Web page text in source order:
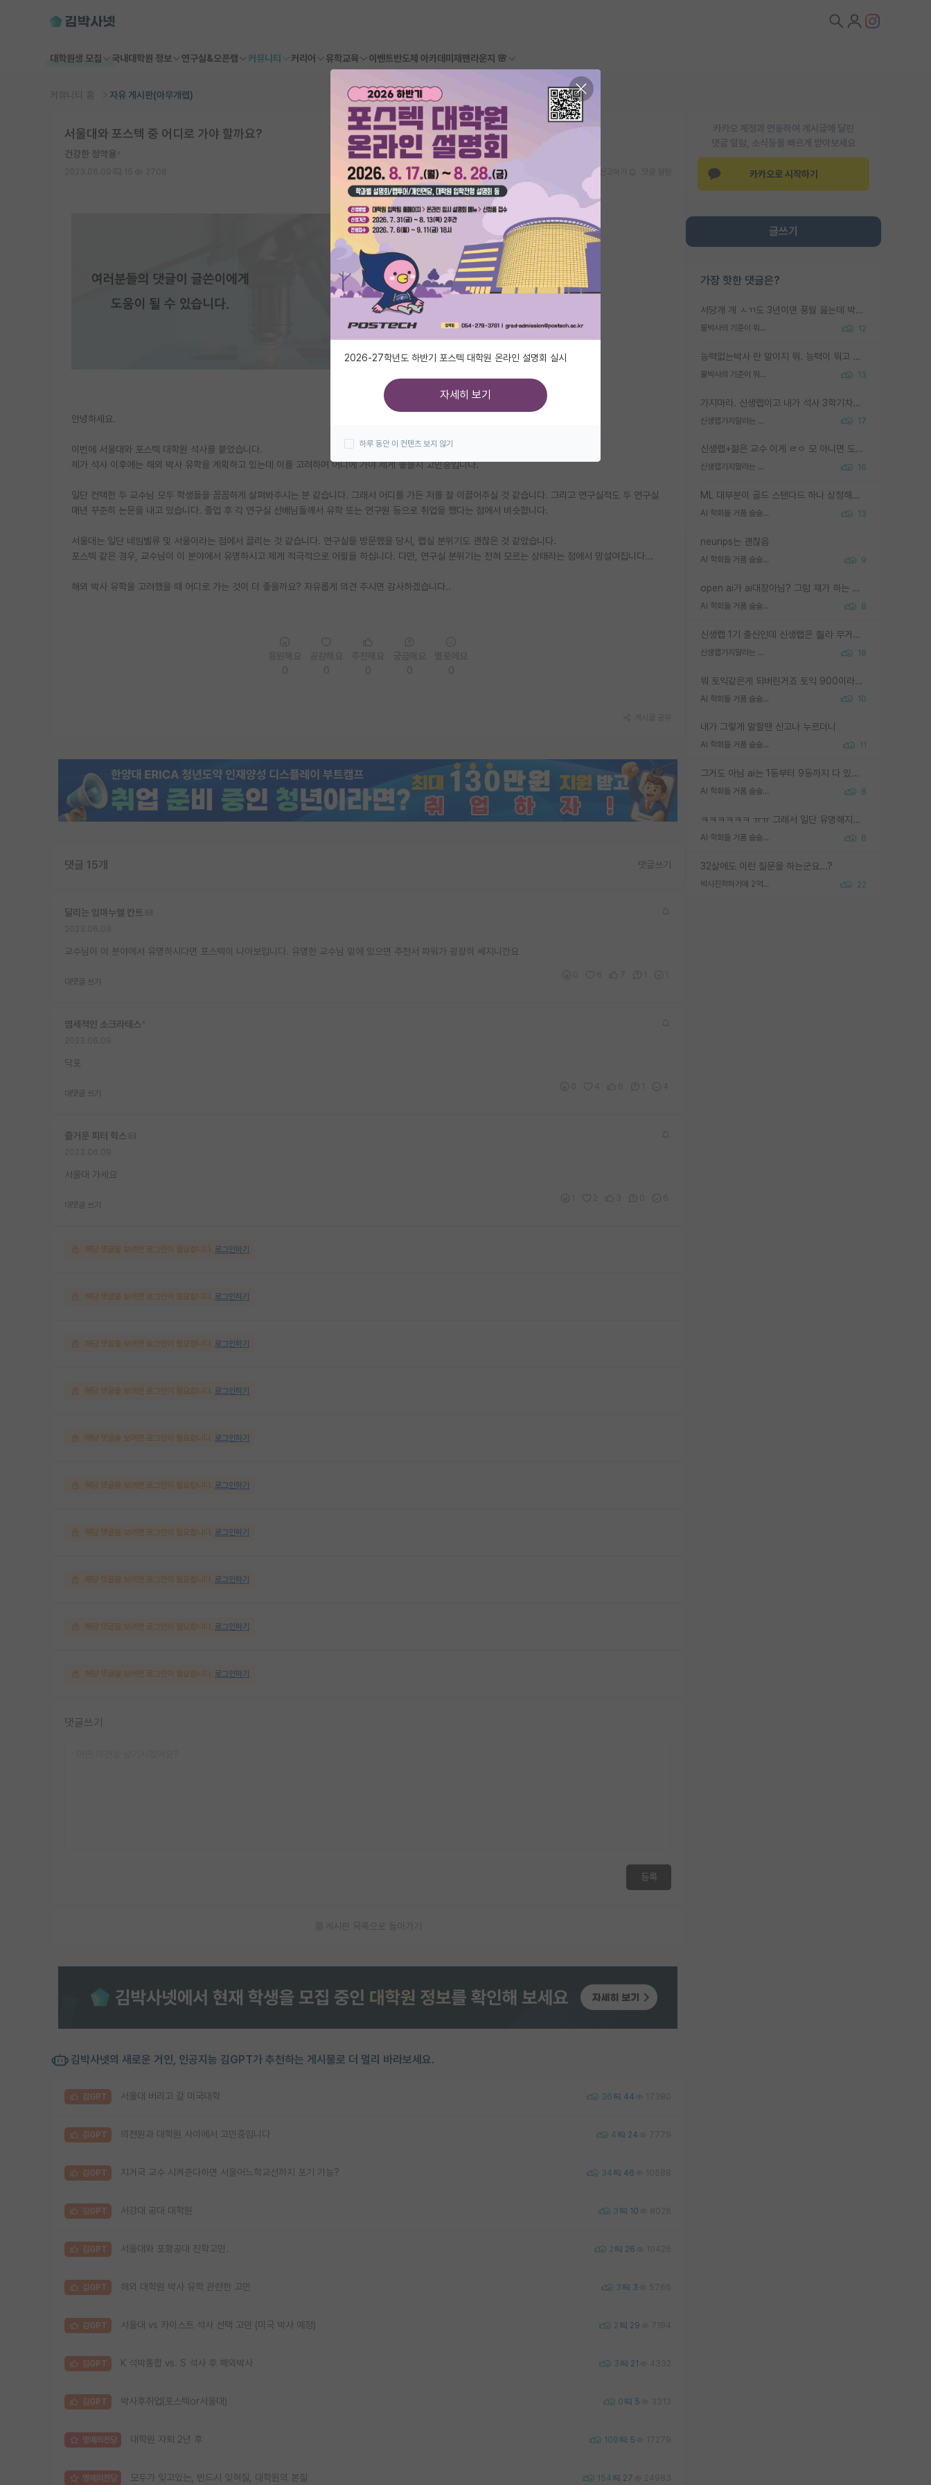
대학원생 모집 국내대학원 정보 연구실&오픈랩 커뮤니티 커리어 유학교육 이벤트반도체 아카데미 재팬라운지 🌸
커뮤니티 홈 자유 게시판(아무개랩)
카카오 계정과 연동하여 게시글에 달린
댓글 알람, 소식등을 빠르게 받아보세요
카카오로 시작하기
글쓰기
가장 핫한 댓글은?
서당개 개 ㅅㄲ도 3년이면 풍월 읊는데 박사 5년 이상 대리고 있으면서 물된건 교수 탓 맞는ㄱ게 거기가 서당이 아니란 소리임
물박사의 기준이 뭐임? 12
능력없는박사 란 말이지 뭐. 능력이 뭐고 능력이 있다는게 뭔지는 사람마다 기준이 다르니까 얘기해봐야 서로 자기 기준만 얘기해서 논쟁이 끝이 안나고. 주위에서 능력있고 야심있는 신입생이 교수가 유의미한 피드백을 아예 안주면서 제대로된 과제에 참여해볼 기회도 제공하지 않고 잡일 뺑뺑이만 돌려서 맨날 단순작업만 하면서 밤새다가 눈빛이 점점 죽어가는걸 본 사람은 물박사는 교수탓이라고 하고, 교수는 이것저것 알려도 주고 기회도 주고 사수 동기 붙여주면서 어떻게든 끌고가려고 하는데 본인이 매일 뺀질거리면서 출근 하는둥마는둥 하다가 기껏 와서도 폰이나 쳐다보다가 실험 망치고 저녁약속있어서 먼저 가볼게요~ 하는걸 본 사람은 물박사는 본인탓이라고 함.
물박사의 기준이 뭐임? 13
가지마라. 신생랩이고 내가 석사 3학기차인데 최고참인데 나도 아무것도 모르는데 교수가 후배들 왜 논문 교육 안시키냐. 논문 왜 안 써오냐 닦달한다
신생랩가지말라는 이유가 있었구나 17
신생랩+젊은 교수 이게 ㄹㅇ 모 아니면 도인듯.
신생랩가지말라는 이유가 있었구나 16
ML 대부분이 골드 스탠다드 하나 상정해놓고 (벤치마크 데이터셋이 여러 개면 여러 개 상정) 그거 얼마나 잘 맞추나 싸움임 가끔 번뜩이는 설계 철학을 보여주는 논문들도 있지만 대부분 그거 성적 얼마나 더 올리느라에 혈안이 되어 있는 측면이 잇음
AI 학회들 거품 슬슬 지적이 나오네요 13
neurips는 괜찮음
AI 학회들 거품 슬슬 지적이 나오네요 9
open ai가 ai대장아님? 그럼 쟤가 하는 말이 다 맞겠네
AI 학회들 거품 슬슬 지적이 나오네요 8
신생랩 1기 출신인데 신생랩은 줠라 무거운 바벨 같은거임. 들면 대박인데 못들면 깔려 죽음. 아무도 알려주지 않는 환경에서 자생해야하지만, 일단 살아남았다면 그 어떤 사람보다 악착같고 생존력 높은 사람으로 거듭날 수 있음
신생랩가지말라는 이유가 있었구나 18
뭐 토익같은게 되버린거죠 토익 900이라고 영어잘하는건 아닙니다만 잘하는사람은 다 900을 넘는 그런
AI 학회들 거품 슬슬 지적이 나오네요 10
내가 그렇게 말할땐 신고나 누르더니
AI 학회들 거품 슬슬 지적이 나오네요 11
그거도 아님 ai는 1등부터 9등까지 다 있음 그거도 없는 사람은 뭐냐 교수가 그냥 못하게 한거 1등급도 교수가 막으면 안됨
AI 학회들 거품 슬슬 지적이 나오네요 8
ㅋㅋㅋㅋㅋㅋ ㅠㅠ 그래서 일단 유명해지는게 중요한거같습니다
AI 학회들 거품 슬슬 지적이 나오네요 8
32살에도 이런 질문을 하는군요...?
박사진학하기에 2억은 괜찮은 (?) 정도의 경제력인가요 22
서울대와 포스텍 중 어디로 가야 할까요?
건강한 정약용
안녕하세요.
이번에 서울대와 포스텍 대학원 석사를 붙었습니다.
제가 석사 이후에는 해외 박사 유학을 계획하고 있는데 이를 고려하며 어디에 가야 제게 좋을지 고민중입니다.
일단 컨택한 두 교수님 모두 학생들을 꼼꼼하게 살펴봐주시는 분 같습니다. 그래서 어디를 가든 저를 잘 이끌어주실 것 같습니다. 그리고 연구실적도 두 연구실
매년 꾸준히 논문을 내고 있습니다. 졸업 후 각 연구실 선배님들께서 유학 또는 연구원 등으로 취업을 했다는 점에서 비슷합니다.
서울대는 일단 네임벨류 및 서울이라는 점에서 끌리는 것 같습니다. 연구실을 방문했을 당시, 랩실 분위기도 괜찮은 것 같았습니다.
포스텍 같은 경우, 교수님이 이 분야에서 유명하시고 제게 적극적으로 어필을 하십니다. 다만, 연구실 분위기는 전혀 모르는 상태라는 점에서 망설여집니다...
해외 박사 유학을 고려했을 때 어디로 가는 것이 더 좋을까요? 자유롭게 의견 주시면 감사하겠습니다..
댓글 15개 댓글쓰기
달리는 임마누엘 칸트
교수님이 이 분야에서 유명하시다면 포스텍이 나아보입니다. 유명한 교수님 밑에 있으면 추천서 파워가 굉장히 쎄지니깐요
대댓글 쓰기
염세적인 소크라테스
닥포
대댓글 쓰기
즐거운 피터 힉스
서울대 가세요
대댓글 쓰기
해당 댓글을 보려면 로그인이 필요합니다. 로그인하기
해당 댓글을 보려면 로그인이 필요합니다. 로그인하기
해당 댓글을 보려면 로그인이 필요합니다. 로그인하기
해당 댓글을 보려면 로그인이 필요합니다. 로그인하기
해당 댓글을 보려면 로그인이 필요합니다. 로그인하기
해당 댓글을 보려면 로그인이 필요합니다. 로그인하기
해당 댓글을 보려면 로그인이 필요합니다. 로그인하기
해당 댓글을 보려면 로그인이 필요합니다. 로그인하기
해당 댓글을 보려면 로그인이 필요합니다. 로그인하기
해당 댓글을 보려면 로그인이 필요합니다. 로그인하기
댓글쓰기
등록
게시판 목록으로 돌아가기
김박사넷의 새로운 거인, 인공지능 김GPT가 추천하는 게시물로 더 멀리 바라보세요.
김GPT 서울대 버리고 갈 미국대학 36 44 17380
김GPT 의전원과 대학원 사이에서 고민중입니다 4 24 7779
김GPT 지거국 교수 시켜준다하면 서울어느학교선까지 포기 가능? 34 46 10588
김GPT 서강대 공대 대학원 3 10 8028
김GPT 서울대와 포항공대 진학고민. 2 26 10426
김GPT 해외 대학원 박사 유학 관련한 고민 3 3 5766
김GPT 서울대 vs 카이스트 석사 선택 고민 (미국 박사 예정) 2 29 7194
김GPT K 석박통합 vs. S 석사 후 해외박사 3 21 4332
김GPT 박사후취업(포스텍or서울대) 0 5 3313
명예의전당 대학원 자퇴 2년 후 109 5 17279
명예의전당 모두가 잊고있는, 반드시 잊혀질, 대학원의 본질 154 27 24983
2026-27학년도 하반기 포스텍 대학원 온라인 설명회 실시
자세히 보기
하루 동안 이 컨텐츠 보지 않기